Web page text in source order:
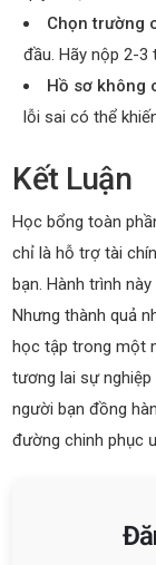
Chọn trường
đầu. Hãy nộp 2-
Hồ sơ không
lỗi sai có thể
Kết Luận
Học bổng toàn
chỉ là hỗ trợ tài
bạn. Hành trình
Nhưng thành quả
học tập trong một
tương lai sự
người bạn đồng
đường chinh phục